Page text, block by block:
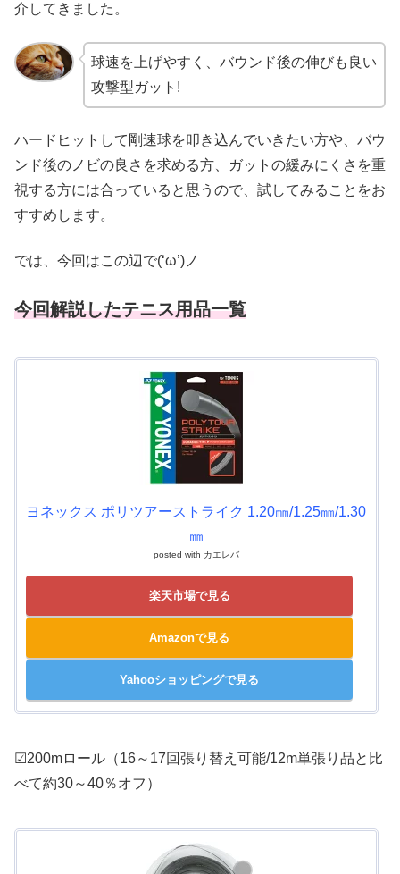
介してきました。
球速を上げやすく、バウンド後の伸びも良い
攻撃型ガット!
ハードヒットして剛速球を叩き込んでいきたい方や、バウ
ンド後のノビの良さを求める方、ガットの緩みにくさを重
視する方には合っていると思うので、試してみることをお
すすめします。
では、今回はこの辺で(‘ω’)ノ
今回解説したテニス用品一覧
ヨネックス ポリツアーストライク 1.20㎜/1.25㎜/1.30
㎜
posted with カエレバ
楽天市場で見る
Amazonで見る
Yahooショッピングで見る
☑200mロール（16～17回張り替え可能/12m単張り品と比
べて約30～40％オフ）